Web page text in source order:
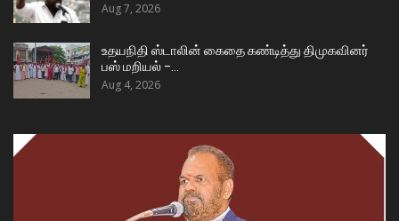
Aug 7, 2026
உதயநிதி ஸ்டாலின் கைதை கண்டித்து திமுகவினர்
பஸ் மறியல் –…
Aug 4, 2026